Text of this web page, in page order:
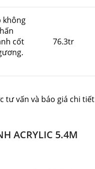
không
cốt
76.3tr
tư vấn và báo giá chi tiết
ACRYLIC 5.4M